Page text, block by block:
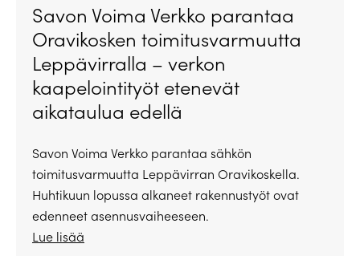
Savon Voima Verkko parantaa
Oravikosken toimitusvarmuutta
Leppävirralla – verkon
kaapelointityöt etenevät
aikataulua edellä
Savon Voima Verkko parantaa sähkön
toimitusvarmuutta Leppävirran Oravikoskella.
Huhtikuun lopussa alkaneet rakennustyöt ovat
edenneet asennusvaiheeseen.
Lue lisää